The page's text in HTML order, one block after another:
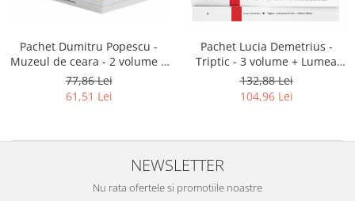
Pachet Dumitru Popescu -
Muzeul de ceara - 2 volume +
Diformitatea liniilor în portret!
77,86 Lei
61,51 Lei
Pachet Lucia Demetrius -
Triptic - 3 volume + Lumea
începe cu mine!
132,88 Lei
104,96 Lei
NEWSLETTER
Nu rata ofertele si promotiile noastre